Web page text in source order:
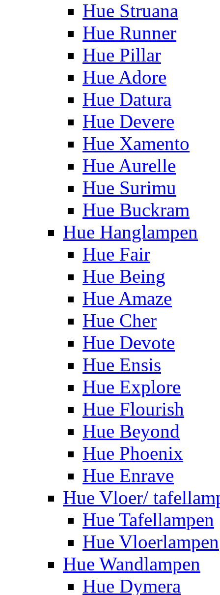
Hue Struana
Hue Runner
Hue Pillar
Hue Adore
Hue Datura
Hue Devere
Hue Xamento
Hue Aurelle
Hue Surimu
Hue Buckram
Hue Hanglampen
Hue Fair
Hue Being
Hue Amaze
Hue Cher
Hue Devote
Hue Ensis
Hue Explore
Hue Flourish
Hue Beyond
Hue Phoenix
Hue Enrave
Hue Vloer/
Hue Tafellampen
Hue Vloerlampen
Hue Wandlampen
Hue Dymera